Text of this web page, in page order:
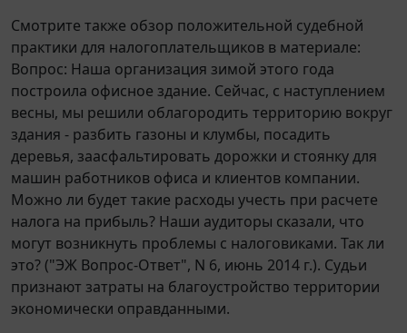
Смотрите также обзор положительной судебной
практики для налогоплательщиков в материале:
Вопрос: Наша организация зимой этого года
построила офисное здание. Сейчас, с наступлением
весны, мы решили облагородить территорию вокруг
здания - разбить газоны и клумбы, посадить
деревья, заасфальтировать дорожки и стоянку для
машин работников офиса и клиентов компании.
Можно ли будет такие расходы учесть при расчете
налога на прибыль? Наши аудиторы сказали, что
могут возникнуть проблемы с налоговиками. Так ли
это? ("ЭЖ Вопрос-Ответ", N 6, июнь 2014 г.). Судьи
признают затраты на благоустройство территории
экономически оправданными.